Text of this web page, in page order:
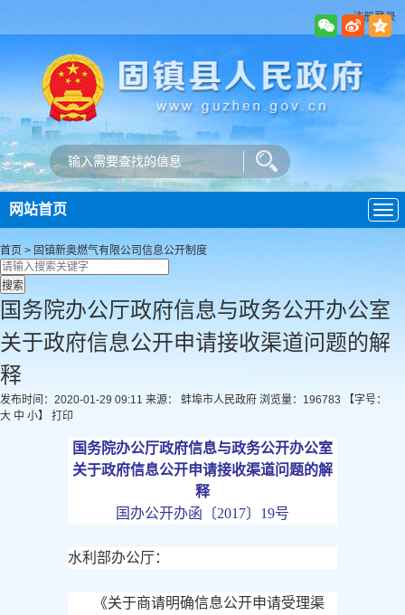
注册登录
导
航
网站首页
首页 > 固镇新奥燃气有限公司 信息公开制度
国务院办公厅政府信息与政务公开办公室
关于政府信息公开申请接收渠道问题的解
释
发布时间：2020-01-29 09:11 来源： 蚌埠市人民政府 浏览量： 196783
【字号：
大 中 小】 打印
国务院办公厅政府信息与政务公开办公室
关于政府信息公开申请接收渠道问题的解
释
国办公开办函〔2017〕19号
水利部办公厅：
《关于商请明确信息公开申请受理渠